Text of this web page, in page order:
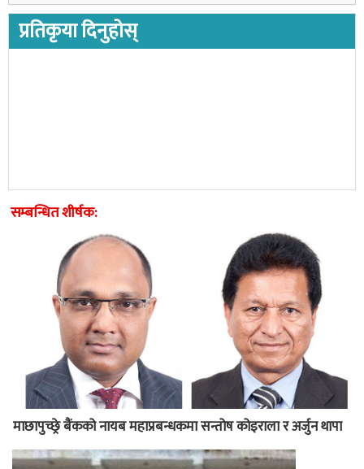
प्रतिकृया दिनुहोस्
सम्बन्धित शीर्षक:
माछापुच्छ्रे बैंकको नायब महाप्रबन्धकमा सन्तोष कोइराला र अर्जुन थापा